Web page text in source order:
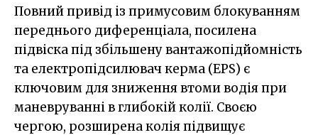
Повний привід із примусовим блокуванням
переднього диференціала, посилена
підвіска під збільшену вантажопідйомність
та електропідсилювач керма (EPS) є
ключовим для зниження втоми водія при
маневруванні в глибокій колії. Своєю
чергою, розширена колія підвищує